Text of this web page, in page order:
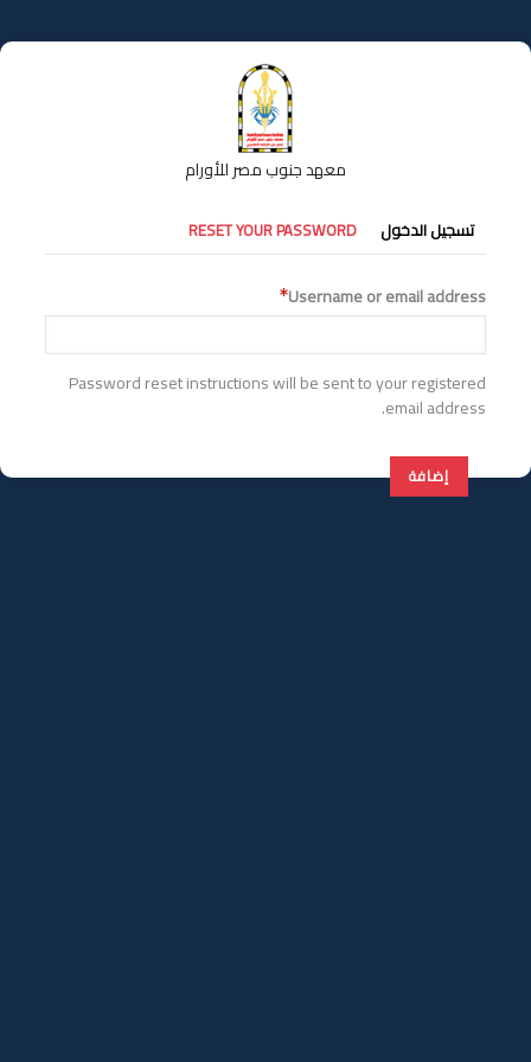
إلى
المحتوى
معهد جنوب مصر للأورام
التبويبات
الأساسية
تسجيل الدخول RESET YOUR PASSWORD
Username or email address
Password reset instructions will be sent to your registered
email address.